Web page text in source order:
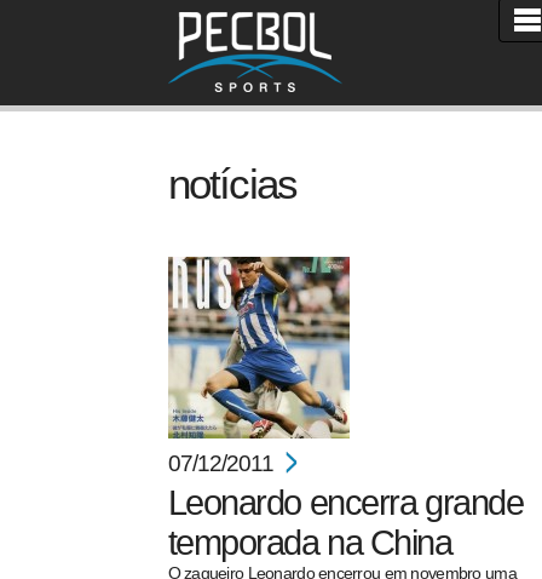
notícias
07/12/2011
Leonardo encerra grande
temporada na China
O zagueiro Leonardo encerrou em novembro uma